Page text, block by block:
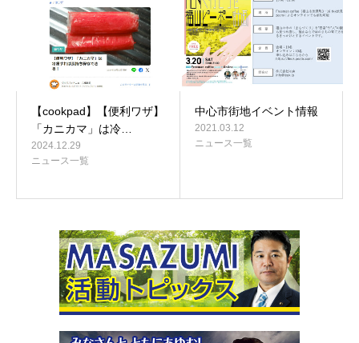
【cookpad】【便利ワザ】
「カニカマ」は冷…
2024.12.29
ニュース一覧
中心市街地イベント情報
2021.03.12
ニュース一覧